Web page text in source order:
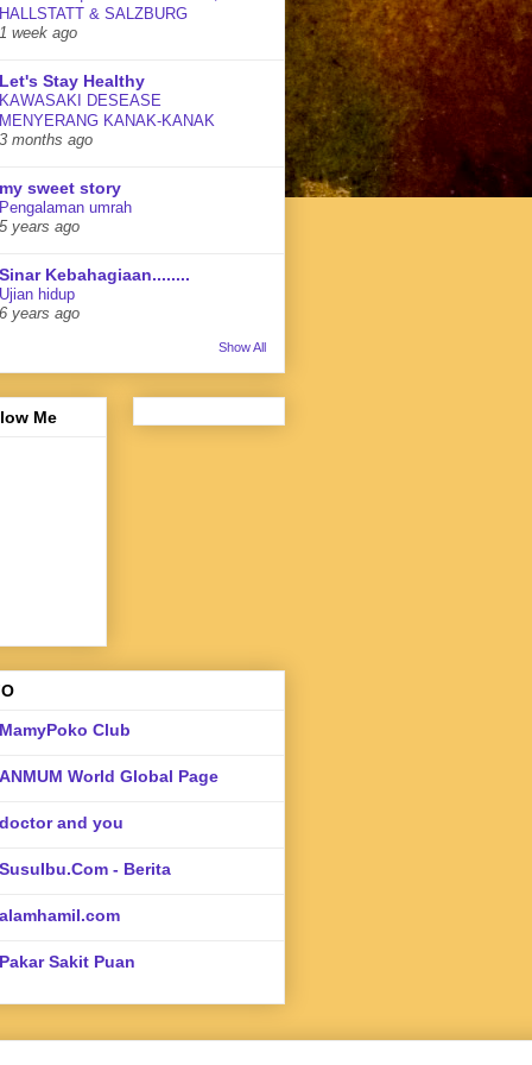
HALLSTATT & SALZBURG
1 week ago
Let's Stay Healthy
KAWASAKI DESEASE
MENYERANG KANAK-KANAK
3 months ago
my sweet story
Pengalaman umrah
5 years ago
Sinar Kebahagiaan........
Ujian hidup
6 years ago
Show All
Me
MamyPoko Club
ANMUM World Global Page
doctor and you
SusuIbu.Com - Berita
alamhamil.com
Pakar Sakit Puan